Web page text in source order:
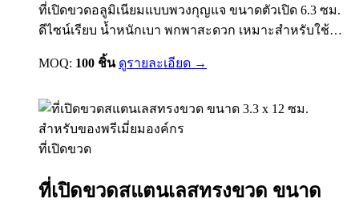
ที่เปิดขวดอลูมิเนียมแบบพวงกุญแจ ขนาดตัวเปิด 6.3 ซม.
ดีไซน์เรียบ น้ำหนักเบา พกพาสะดวก เหมาะสำหรับใช้
งานประจำวัน ผลิตจากอลูมิเนียมคุณภาพดี แข็งแรง ไม่
เป็นสนิม รองรับการสลักโลโก้ด้วยเลเซอร์ ให้ลายคมชัด
ยม งานอีเวนต์…
MOQ: 100 ชิ้น ดูรายละเอียด →
ที่เปิดขวด
ที่เปิดขวดสแตนเลสทรงขวด ขนาด